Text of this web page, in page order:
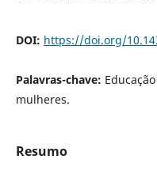
DOI: https://doi.org/
Palavras-chave:
mulheres.
Resumo